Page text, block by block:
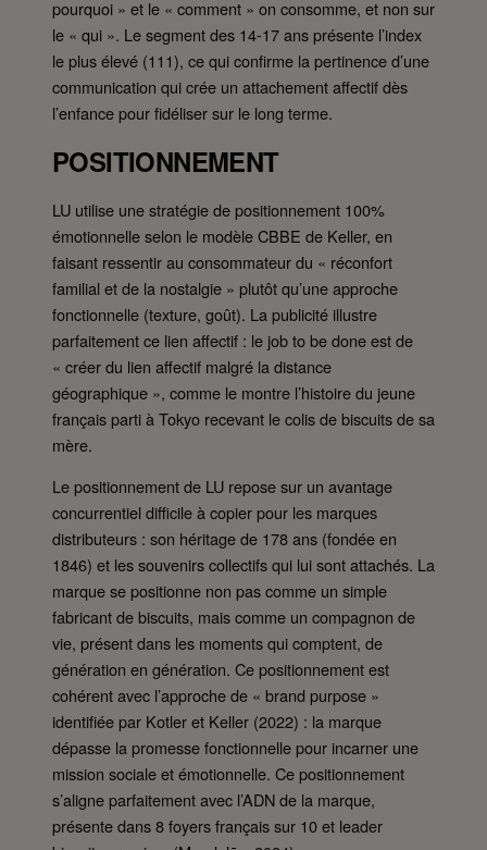
pourquoi » et le « comment » on consomme, et non sur
le « qui ». Le segment des 14-17 ans présente l’index
le plus élevé (111), ce qui confirme la pertinence d’une
communication qui crée un attachement affectif dès
l’enfance pour fidéliser sur le long terme.
POSITIONNEMENT
LU utilise une stratégie de positionnement 100%
émotionnelle selon le modèle CBBE de Keller, en
faisant ressentir au consommateur du « réconfort
familial et de la nostalgie » plutôt qu’une approche
fonctionnelle (texture, goût). La publicité illustre
parfaitement ce lien affectif : le job to be done est de
« créer du lien affectif malgré la distance
géographique », comme le montre l’histoire du jeune
français parti à Tokyo recevant le colis de biscuits de sa
mère.
Le positionnement de LU repose sur un avantage
concurrentiel difficile à copier pour les marques
distributeurs : son héritage de 178 ans (fondée en
1846) et les souvenirs collectifs qui lui sont attachés. La
marque se positionne non pas comme un simple
fabricant de biscuits, mais comme un compagnon de
vie, présent dans les moments qui comptent, de
génération en génération. Ce positionnement est
cohérent avec l’approche de « brand purpose »
identifiée par Kotler et Keller (2022) : la marque
dépasse la promesse fonctionnelle pour incarner une
mission sociale et émotionnelle. Ce positionnement
s’aligne parfaitement avec l’ADN de la marque,
présente dans 8 foyers français sur 10 et leader